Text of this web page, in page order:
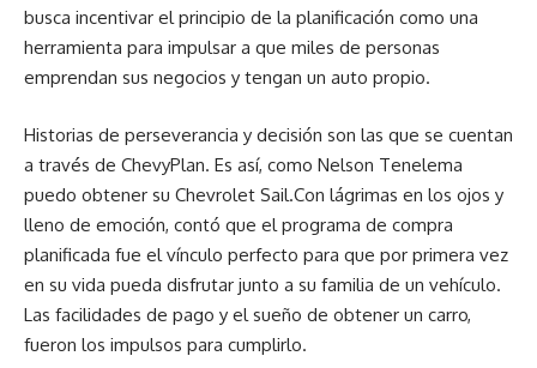
busca incentivar el principio de la planificación como una
herramienta para impulsar a que miles de personas
emprendan sus negocios y tengan un auto propio.
Historias de perseverancia y decisión son las que se cuentan
a través de ChevyPlan. Es así, como Nelson Tenelema
puedo obtener su Chevrolet Sail.Con lágrimas en los ojos y
lleno de emoción, contó que el programa de compra
planificada fue el vínculo perfecto para que por primera vez
en su vida pueda disfrutar junto a su familia de un vehículo.
Las facilidades de pago y el sueño de obtener un carro,
fueron los impulsos para cumplirlo.